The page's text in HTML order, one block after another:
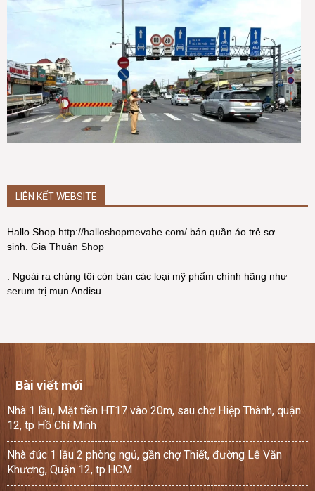
LIÊN KẾT WEBSITE
Hallo Shop http://halloshopmevabe.com/ bán quần áo trẻ sơ
sinh. Gia Thuận Shop
. Ngoài ra chúng tôi còn bán các loại mỹ phẩm chính hãng như
serum trị mụn Andisu
Bài viết mới
Nhà 1 lầu, Mặt tiền HT17 vào 20m, sau chợ Hiệp Thành, quận
12, tp Hồ Chí Minh
Nhà đúc 1 lầu 2 phòng ngủ, gần chợ Thiết, đường Lê Văn
Khương, Quận 12, tp.HCM